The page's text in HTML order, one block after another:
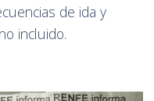
de ida y
incluido.